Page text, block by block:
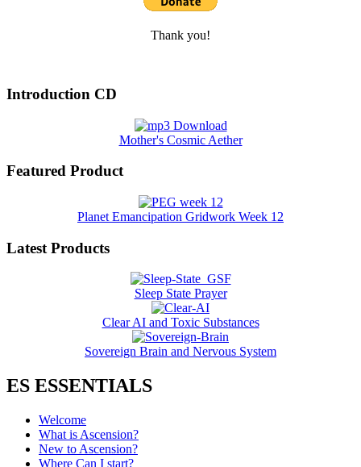
Thank you!
Introduction CD
Mother's Cosmic Aether
Featured Product
Planet Emancipation Gridwork Week 12
Latest Products
Sleep State Prayer
Clear AI and Toxic Substances
Sovereign Brain and Nervous System
ES ESSENTIALS
Welcome
What is Ascension?
New to Ascension?
Where Can I start?